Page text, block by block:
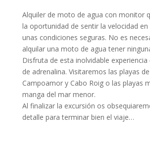
Alquiler de moto de agua con monitor
la oportunidad de sentir la velocidad
unas condiciones seguras. No es
alquilar una moto de agua tener
Disfruta de esta inolvidable experiencia
de adrenalina. Visitaremos las playas
Campoamor y Cabo Roig o las playas
manga del mar menor.
Al finalizar la excursión os
detalle para terminar bien el viaje…